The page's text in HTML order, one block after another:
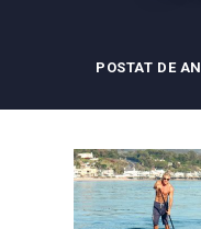
POSTAT DE